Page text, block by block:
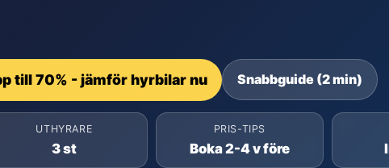
till 70% - jämför hyrbilar nu Snabbguide (2 min)
UTHYRARE
3 st
PRIS-TIPS
Boka 2-4 v före